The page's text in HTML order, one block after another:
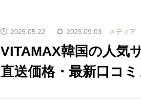
2025.05.22 2025.09.03 メディア
VITAMAX韓国の人気
直送価格・最新口コ